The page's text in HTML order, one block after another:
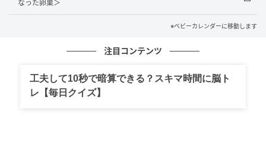
「誰にでもあることだよ。着替えたら戻っておいで」
そのひと言に、私は心の底から救われました。
先輩のさりげないやさしさ
なった卵巣＞
※ベビーカレンダーに移動します
注目コンテンツ
工夫して10秒で暗算できる？スキマ時間に脳ト
レ【毎日クイズ】